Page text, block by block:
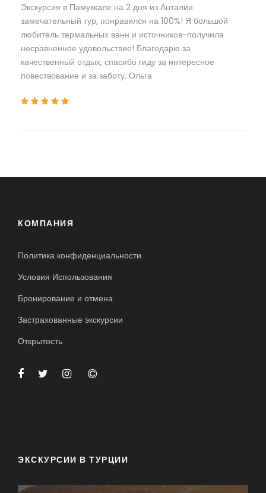
Экскурсия в Памуккале на 2 дня из Анталии
замечательный тур, понравился на 100%! Я большой
любитель термальных ванн и источников-получила
несравненное удовольствие! Благодарю за
качественный отдых, спасибо гиду за интересное
повествование и за заботу. Ольга
КОМПАНИЯ
Политика конфиденциальности
Условия Использования
Бронирование и отмена
Застрахованные экскурсии
Открытость
ЭКСКУРСИИ В ТУРЦИИ